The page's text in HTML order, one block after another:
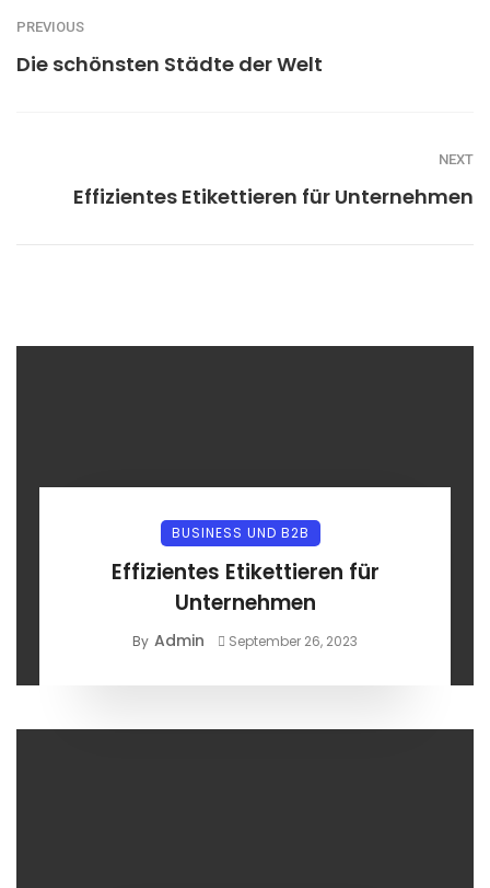
PREVIOUS
Die schönsten Städte der Welt
NEXT
Effizientes Etikettieren für Unternehmen
BUSINESS UND B2B
Effizientes Etikettieren für
Unternehmen
By Admin September 26, 2023